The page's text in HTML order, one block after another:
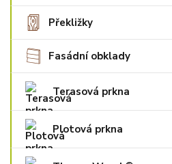
Překližky
Fasádní obklady
Terasová prkna
Plotová prkna